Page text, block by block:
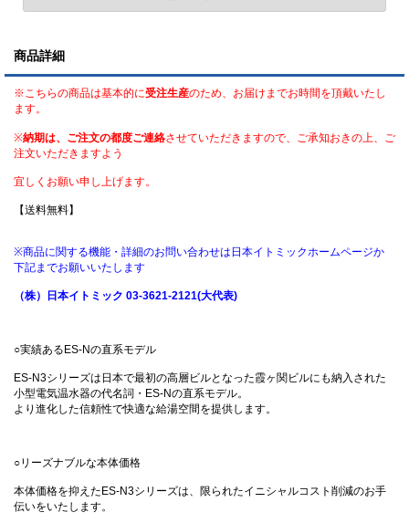
商品詳細
※こちらの商品は基本的に受注生産のため、お届けまでお時間を頂戴いたし
ます。
※納期は、ご注文の都度ご連絡させていただきますので、ご承知おきの上、ご
注文いただきますよう
宜しくお願い申し上げます。
【送料無料】
※商品に関する機能・詳細のお問い合わせは日本イトミックホームページか
下記までお願いいたします
（株）日本イトミック 03-3621-2121(大代表)
○実績あるES-Nの直系モデル
ES-N3シリーズは日本で最初の高層ビルとなった霞ヶ関ビルにも納入された
小型電気温水器の代名詞・ES-Nの直系モデル。
より進化した信頼性で快適な給湯空間を提供します。
○リーズナブルな本体価格
本体価格を抑えたES-N3シリーズは、限られたイニシャルコスト削減のお手
伝いをいたします。